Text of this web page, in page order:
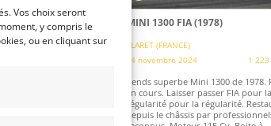
Vos choix seront
y compris le
ou en cliquant sur
2 (1968)
MINI 1300 FIA (1978)
CLARET (FRANCE)
24 novembre 2024
1
Vends superbe Mini 1300 de 1978.
en cours. Laisser passer FIA pour la
régularité pour la régularité.
depuis le châssis par